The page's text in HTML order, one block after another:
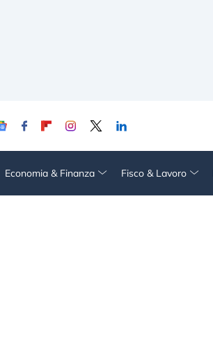
Economia & Finanza Fisco & Lavoro